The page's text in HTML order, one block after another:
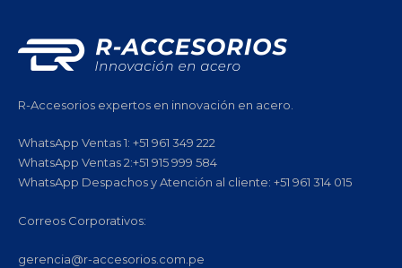
R-Accesorios expertos en innovación en acero.
WhatsApp Ventas 1: +51 961 349 222
WhatsApp Ventas 2:+51 915 999 584
WhatsApp Despachos y Atención al cliente: +51 961 314 015
Correos Corporativos:
gerencia@r-accesorios.com.pe